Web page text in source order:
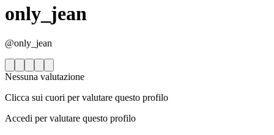
only_jean
@only_jean
Nessuna valutazione
Clicca sui cuori per valutare questo profilo
Accedi per valutare questo profilo